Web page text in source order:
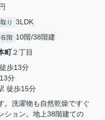
り 3LDK
階 10階/38階建
町２丁目
歩13分
分
徒歩15分
。洗濯物も自然乾燥ですぐ
ション。地上38階建ての